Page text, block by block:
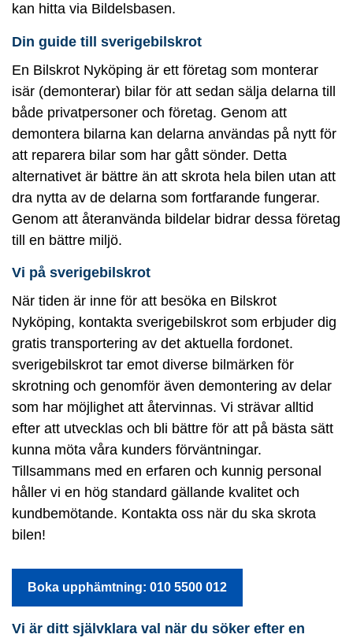
kan hitta via Bildelsbasen.
Din guide till sverigebilskrot
En Bilskrot Nyköping är ett företag som monterar
isär (demonterar) bilar för att sedan sälja delarna till
både privatpersoner och företag. Genom att
demontera bilarna kan delarna användas på nytt för
att reparera bilar som har gått sönder. Detta
alternativet är bättre än att skrota hela bilen utan att
dra nytta av de delarna som fortfarande fungerar.
Genom att återanvända bildelar bidrar dessa företag
till en bättre miljö.
Vi på sverigebilskrot
När tiden är inne för att besöka en Bilskrot
Nyköping, kontakta sverigebilskrot som erbjuder dig
gratis transportering av det aktuella fordonet.
sverigebilskrot tar emot diverse bilmärken för
skrotning och genomför även demontering av delar
som har möjlighet att återvinnas. Vi strävar alltid
efter att utvecklas och bli bättre för att på bästa sätt
kunna möta våra kunders förväntningar.
Tillsammans med en erfaren och kunnig personal
håller vi en hög standard gällande kvalitet och
kundbemötande. Kontakta oss när du ska skrota
bilen!
Boka upphämtning: 010 5500 012
Vi är ditt självklara val när du söker efter en